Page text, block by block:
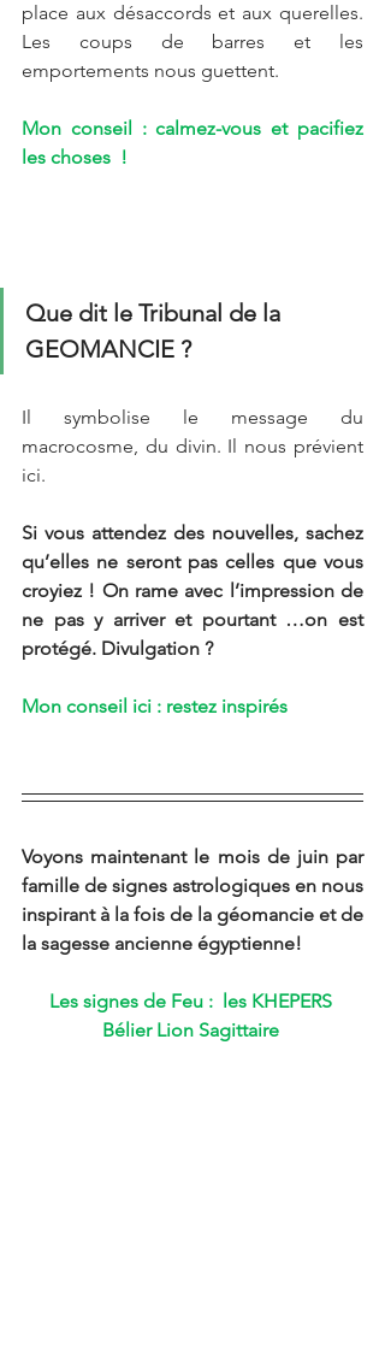
place aux désaccords et aux querelles.
Les coups de barres et les
emportements nous guettent.
Mon conseil : calmez-vous et pacifiez
les choses  !
Que dit le Tribunal de la
GEOMANCIE ?
Il symbolise le message du
macrocosme, du divin. Il nous prévient
ici.
Si vous attendez des nouvelles, sachez
qu’elles ne seront pas celles que vous
croyiez ! On rame avec l’impression de
ne pas y arriver et pourtant …on est
protégé. Divulgation ?
Mon conseil ici : restez inspirés
Voyons maintenant le mois de juin par
famille de signes astrologiques en nous
inspirant à la fois de la géomancie et de
la sagesse ancienne égyptienne!
Les signes de Feu :  les KHEPERS
Bélier Lion Sagittaire